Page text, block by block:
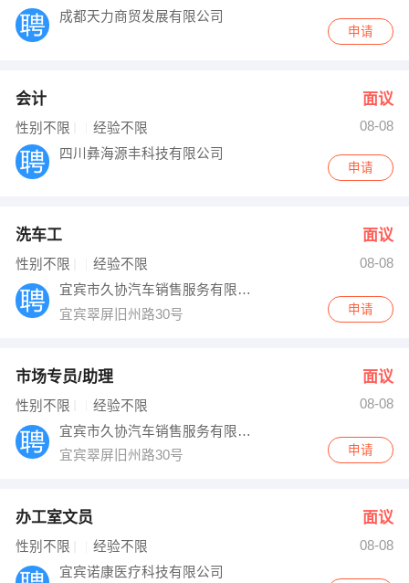
成都天力商贸发展有限公司
申请
会计 面议
性别不限 经验不限
08-08
四川彝海源丰科技有限公司
申请
洗车工 面议
性别不限 经验不限
08-08
宜宾市久协汽车销售服务有限公司
宜宾翠屏旧州路30号
申请
市场专员/助理 面议
性别不限 经验不限
08-08
宜宾市久协汽车销售服务有限公司
宜宾翠屏旧州路30号
申请
办工室文员 面议
性别不限 经验不限
08-08
宜宾诺康医疗科技有限公司